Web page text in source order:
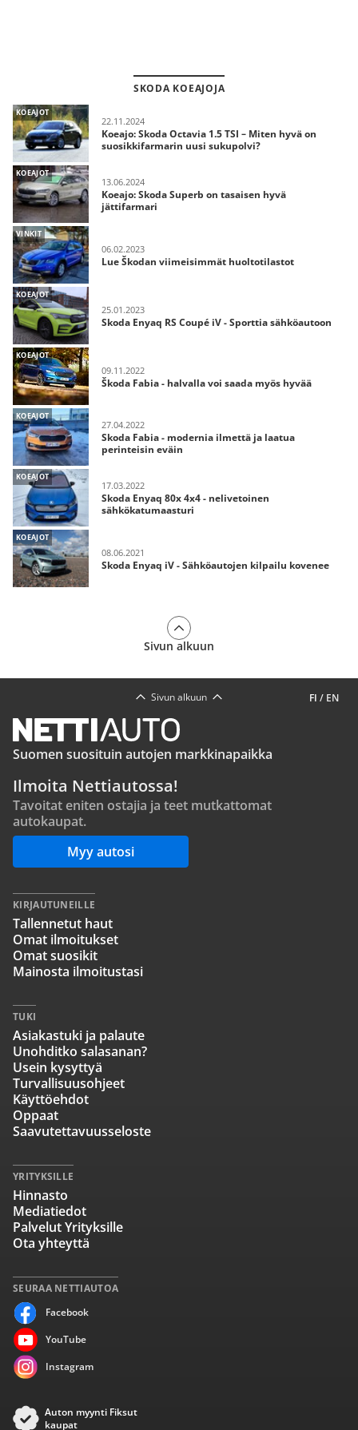
SKODA KOEAJOJA
KOEAJOT
22.11.2024
Koeajo: Skoda Octavia 1.5 TSI – Miten hyvä on
suosikkifarmarin uusi sukupolvi?
KOEAJOT
13.06.2024
Koeajo: Skoda Superb on tasaisen hyvä
jättifarmari
VINKIT
06.02.2023
Lue Škodan viimeisimmät huoltotilastot
KOEAJOT
25.01.2023
Skoda Enyaq RS Coupé iV - Sporttia sähköautoon
KOEAJOT
09.11.2022
Škoda Fabia - halvalla voi saada myös hyvää
KOEAJOT
27.04.2022
Skoda Fabia - modernia ilmettä ja laatua
perinteisin eväin
KOEAJOT
17.03.2022
Skoda Enyaq 80x 4x4 - nelivetoinen
sähkökatumaasturi
KOEAJOT
08.06.2021
Skoda Enyaq iV - Sähköautojen kilpailu kovenee
Sivun alkuun
FI / EN
Sivun alkuun
Suomen suosituin autojen markkinapaikka
Ilmoita Nettiautossa!
Tavoitat eniten ostajia ja teet mutkattomat
autokaupat.
Myy autosi
SEURAA NETTIAUTOA
Facebook
YouTube
Instagram
KIRJAUTUNEILLE
Tallennetut haut
Omat ilmoitukset
Omat suosikit
Mainosta ilmoitustasi
TUKI
Asiakastuki ja palaute
Unohditko salasanan?
Usein kysyttyä
Turvallisuusohjeet
Käyttöehdot
Oppaat
Saavutettavuusseloste
YRITYKSILLE
Hinnasto
Mediatiedot
Palvelut Yrityksille
Ota yhteyttä
Auton myynti Fiksut
kaupat